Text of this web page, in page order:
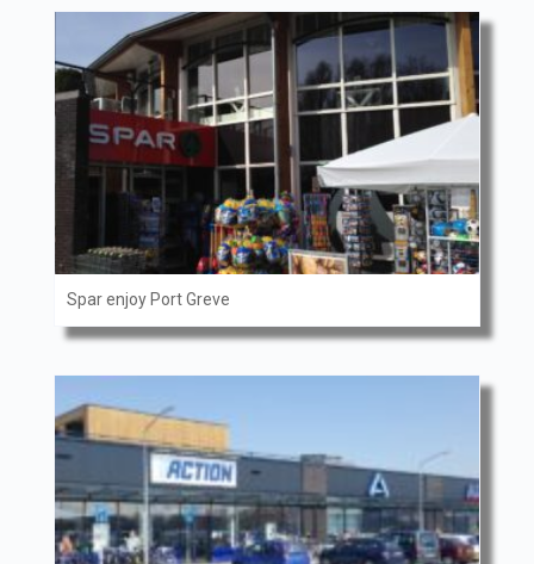
Spar enjoy Port Greve